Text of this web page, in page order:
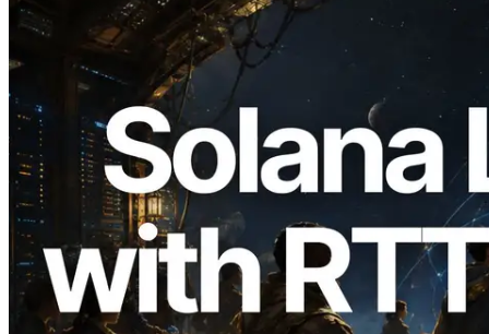
2026.08.05
ERPC expande a Solana Leader Slot API
com medição de ping a partir de 7 regiões
globais — Validators Information API
também lançada